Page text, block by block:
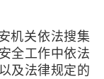
机关依法搜集
全工作中依法
及法律规定的